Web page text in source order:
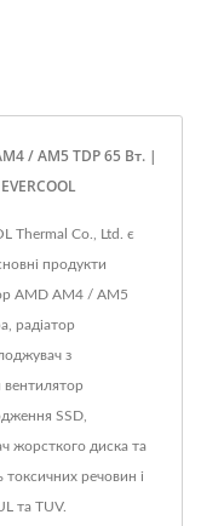
/ AM5 TDP 65 Вт. |
Thermal Co., Ltd. є
продукти
AMD AM4 / AM5
радіатор
з
вентилятор
SSD,
жорсткого диска та
токсичних речовин і
та TUV.